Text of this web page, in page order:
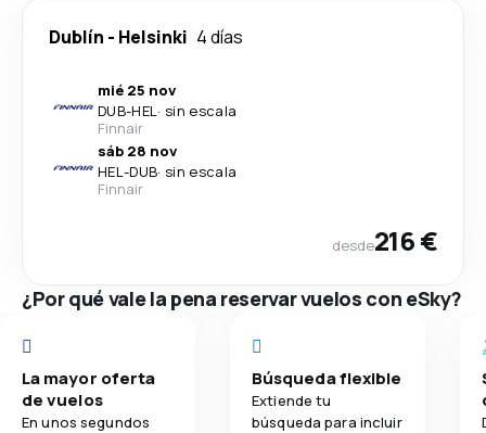
Dublín - Helsinki 4 días
mié 25 nov
DUB-HEL· sin escala
Finnair
sáb 28 nov
HEL-DUB· sin escala
Finnair
desde216 €
¿Por qué vale la pena reservar vuelos con eSky?
La mayor oferta
de vuelos
En unos segundos
Búsqueda flexible
Extiende tu
búsqueda para incluir